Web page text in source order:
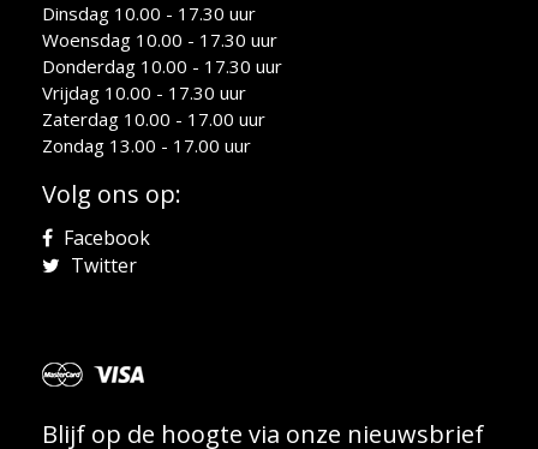
Dinsdag 10.00 - 17.30 uur
Woensdag 10.00 - 17.30 uur
Donderdag 10.00 - 17.30 uur
Vrijdag 10.00 - 17.30 uur
Zaterdag 10.00 - 17.00 uur
Zondag 13.00 - 17.00 uur
Volg ons op:
Facebook
Twitter
Blijf op de hoogte via onze nieuwsbrief